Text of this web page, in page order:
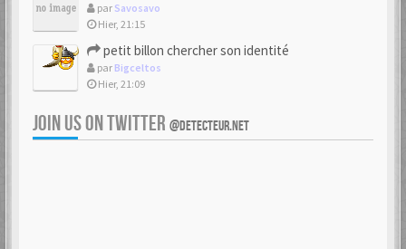
par Savosavo
Hier, 21:15
petit billon chercher son identité
par Bigceltos
Hier, 21:09
JOIN US ON TWITTER @DETECTEUR.NET